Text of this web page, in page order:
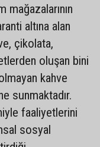
altına alan
çikolata,
oluşan bini
kahve
sunmaktadır.
faaliyetlerini
sosyal